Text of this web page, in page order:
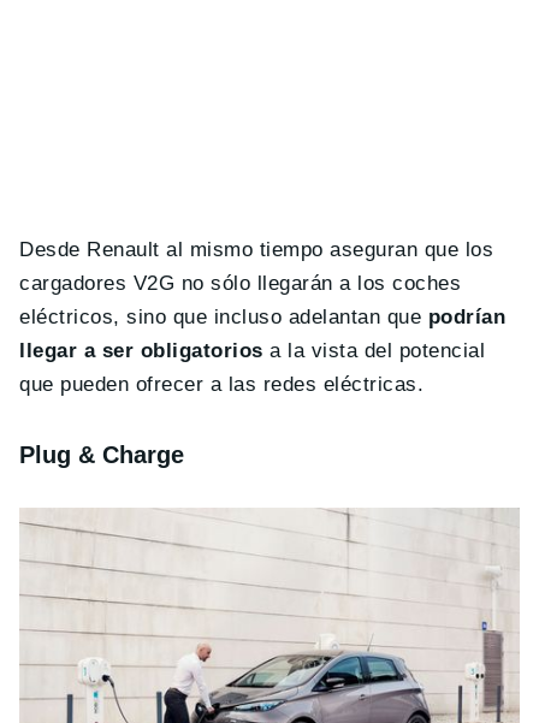
Desde Renault al mismo tiempo aseguran que los
cargadores V2G no sólo llegarán a los coches
eléctricos, sino que incluso adelantan que podrían
llegar a ser obligatorios a la vista del potencial
que pueden ofrecer a las redes eléctricas.
Plug & Charge